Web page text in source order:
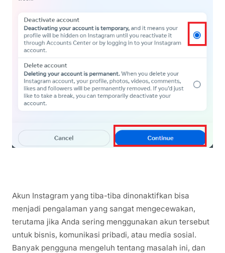
Akun Instagram yang tiba-tiba dinonaktifkan bisa
menjadi pengalaman yang sangat mengecewakan,
terutama jika Anda sering menggunakan akun tersebut
untuk bisnis, komunikasi pribadi, atau media sosial.
Banyak pengguna mengeluh tentang masalah ini, dan